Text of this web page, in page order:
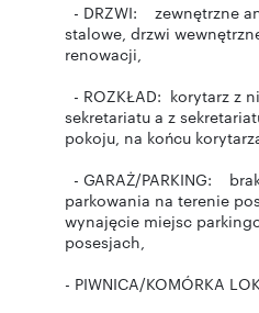
- DRZWI: zewnętrzne
stalowe, drzwi
renowacji,
- ROZKŁAD: korytarz z
sekretariatu a z
pokoju, na końcu
- GARAŻ/PARKING:
parkowania na terenie
wynajęcie miejsc
posesjach,
- PIWNICA/KOMÓRKA